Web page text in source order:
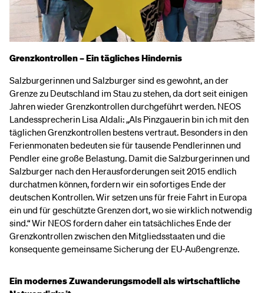
Grenzkontrollen – Ein tägliches Hindernis
Salzburgerinnen und Salzburger sind es gewohnt, an der
Grenze zu Deutschland im Stau zu stehen, da dort seit einigen
Jahren wieder Grenzkontrollen durchgeführt werden. NEOS
Landessprecherin Lisa Aldali: „Als Pinzgauerin bin ich mit den
täglichen Grenzkontrollen bestens vertraut. Besonders in den
Ferienmonaten bedeuten sie für tausende Pendlerinnen und
Pendler eine große Belastung. Damit die Salzburgerinnen und
Salzburger nach den Herausforderungen seit 2015 endlich
durchatmen können, fordern wir ein sofortiges Ende der
deutschen Kontrollen. Wir setzen uns für freie Fahrt in Europa
ein und für geschützte Grenzen dort, wo sie wirklich notwendig
sind.“ Wir NEOS fordern daher ein tatsächliches Ende der
Grenzkontrollen zwischen den Mitgliedsstaaten und die
konsequente gemeinsame Sicherung der EU-Außengrenze.
Ein modernes Zuwanderungsmodell als wirtschaftliche